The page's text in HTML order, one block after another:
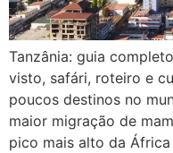
Tanzânia: guia
visto, safári, roteiro e
poucos destinos no
maior migração de
pico mais alto da